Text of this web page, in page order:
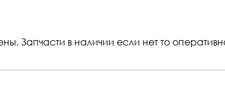
Запчасти в наличии если нет то